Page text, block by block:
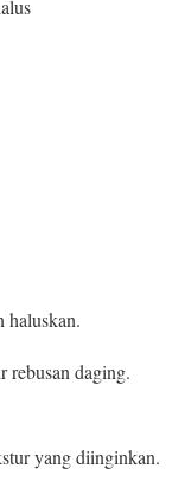
haluskan.
rebusan daging.
yang diinginkan.